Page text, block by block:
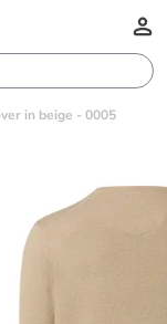
in beige - 0005